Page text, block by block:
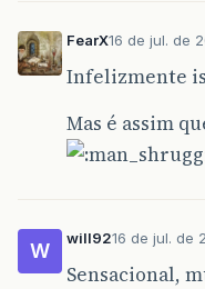
FearX16 de jul. de
Infelizmente
Mas é assim
W
will9216 de jul. de
Sensacional,